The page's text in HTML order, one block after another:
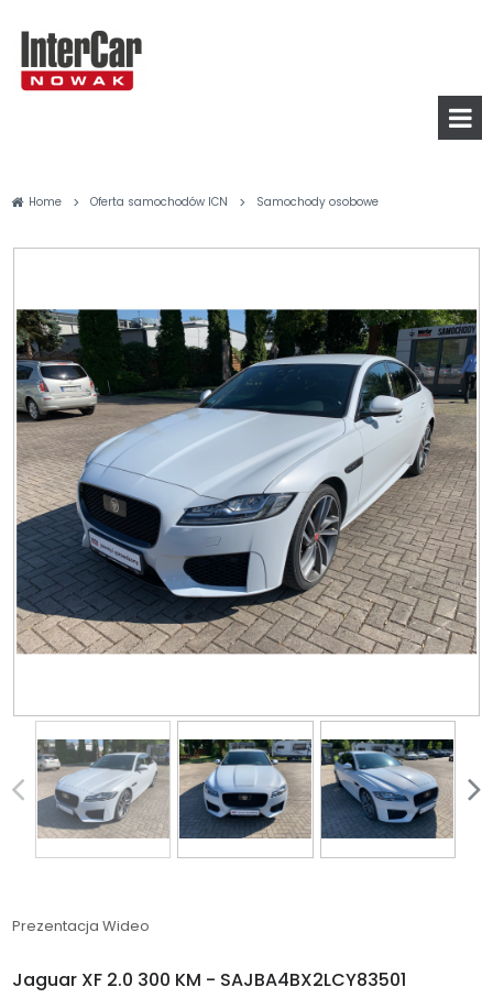
Home > Oferta samochodów ICN > Samochody osobowe
Prezentacja Wideo
Jaguar XF 2.0 300 KM - SAJBA4BX2LCY83501